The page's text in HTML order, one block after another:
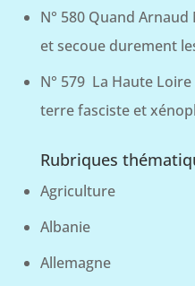
N° 580 Quand Arnaud
et secoue durement
N° 579 La Haute
terre fasciste et
Rubriques
Agriculture
Albanie
Allemagne